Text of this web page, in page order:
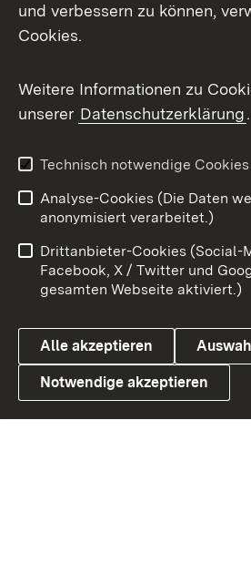
Facebook
X / Twitter
Youtube
Link zum Landesportal
Impressum
Barrierefreiheit
Cookies
und verbessern zu können,
Cookies.
Weitere Informationen zu
unserer Datenschutzerklärung.
Technisch notwendige Cookies
Analyse-Cookies (Die Daten
anonymisiert verarbeitet.)
Drittanbieter-Cookies (Social-
Facebook, X / Twitter und
gesamten Webseite aktiviert.)
Alle akzeptieren
Notwendige akzeptieren